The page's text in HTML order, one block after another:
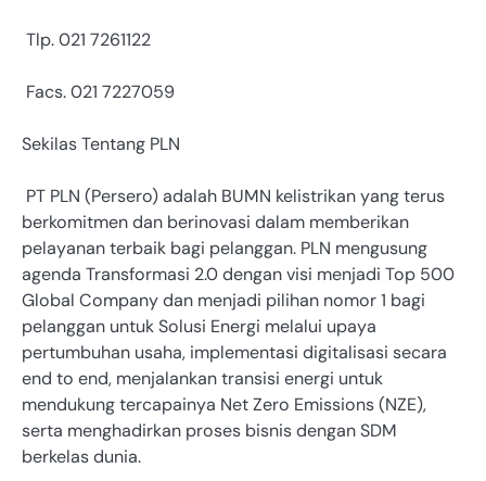
Tlp. 021 7261122
Facs. 021 7227059
Sekilas Tentang PLN
PT PLN (Persero) adalah BUMN kelistrikan yang terus
berkomitmen dan berinovasi dalam memberikan
pelayanan terbaik bagi pelanggan. PLN mengusung
agenda Transformasi 2.0 dengan visi menjadi Top 500
Global Company dan menjadi pilihan nomor 1 bagi
pelanggan untuk Solusi Energi melalui upaya
pertumbuhan usaha, implementasi digitalisasi secara
end to end, menjalankan transisi energi untuk
mendukung tercapainya Net Zero Emissions (NZE),
serta menghadirkan proses bisnis dengan SDM
berkelas dunia.